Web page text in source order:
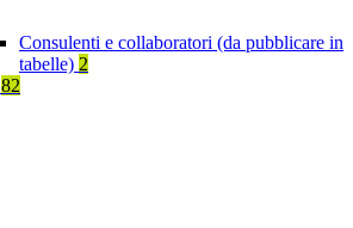
Consulenti e collaboratori (da pubblicare in
tabelle) 2
82